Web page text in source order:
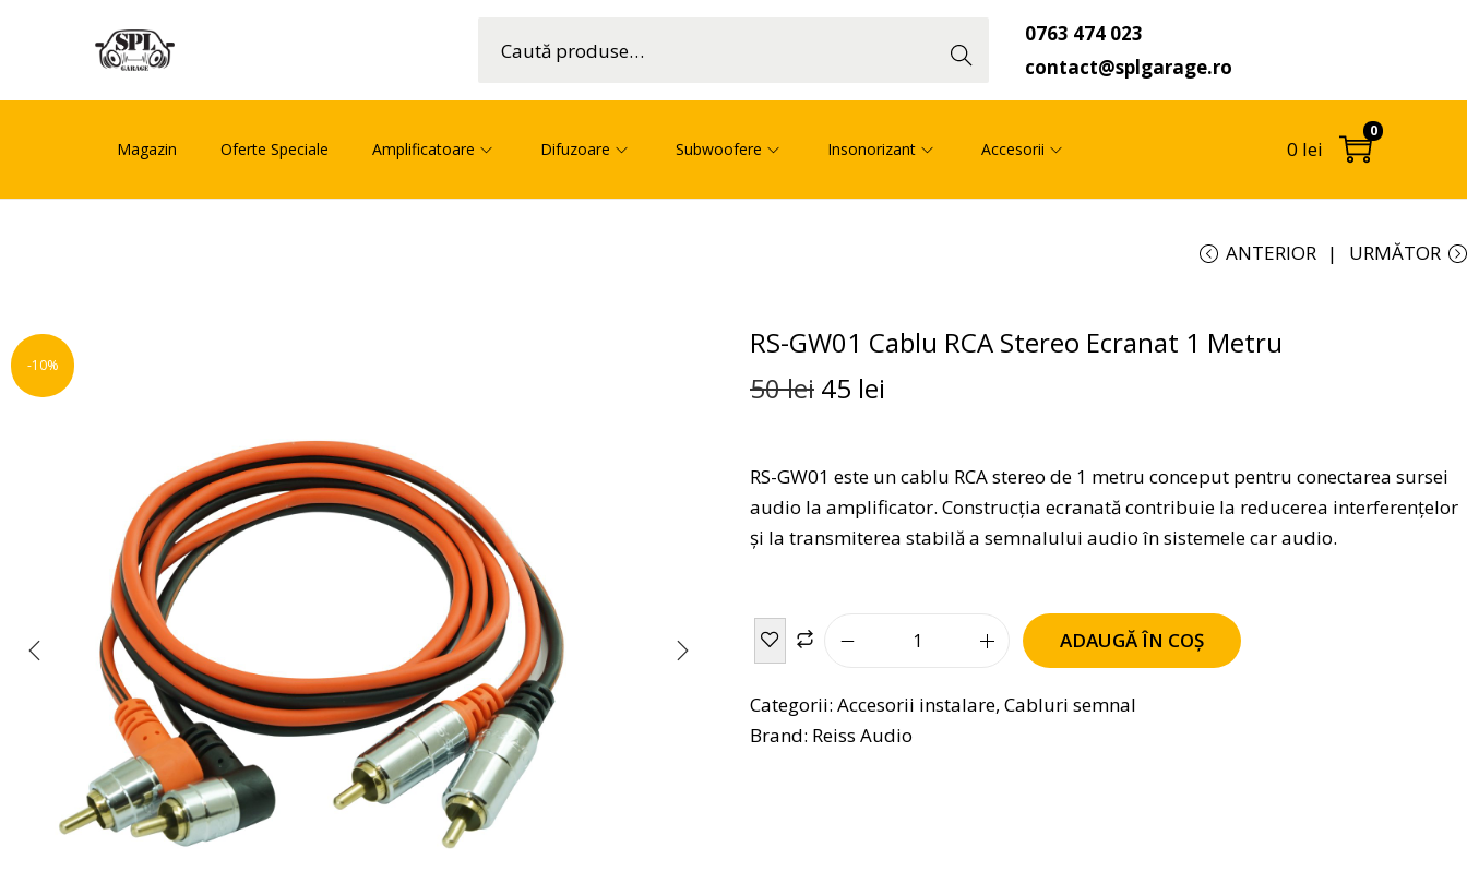
ă
0763 474 023
contact@splgarage.ro
Magazin Oferte Speciale Amplificatoare Difuzoare Subwoofere Insonorizant Accesorii 0 lei
0
ANTERIOR URMĂTOR
-10%
RS-GW01 Cablu RCA Stereo Ecranat 1 Metru
50lei 45 lei
RS-GW01 este un cablu RCA stereo de 1 metru conceput pentru conectarea sursei
audio la amplificator. Construcția ecranată contribuie la reducerea interferențelor
și la transmiterea stabilă a semnalului audio în sistemele car audio.
ADAUGĂ ÎN COȘ
Categorii: Accesorii instalare, Cabluri semnal
Brand: Reiss Audio